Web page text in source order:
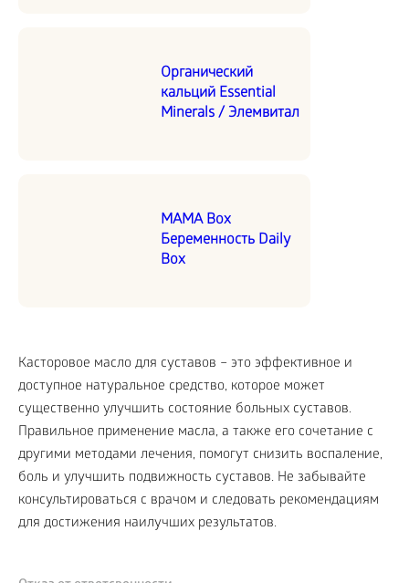
Органический
кальций Essential
Minerals / Элемвитал
MAMA Box
Беременность Daily
Box
Касторовое масло для суставов – это эффективное и
доступное натуральное средство, которое может
существенно улучшить состояние больных суставов.
Правильное применение масла, а также его сочетание с
другими методами лечения, помогут снизить воспаление,
боль и улучшить подвижность суставов. Не забывайте
консультироваться с врачом и следовать рекомендациям
для достижения наилучших результатов.